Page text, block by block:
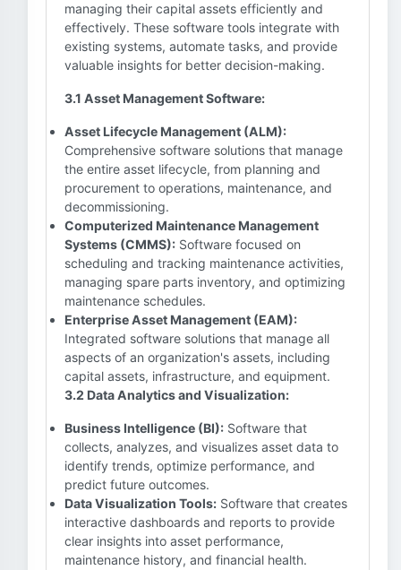
managing their capital assets efficiently and
effectively. These software tools integrate with
existing systems, automate tasks, and provide
valuable insights for better decision-making.
3.1 Asset Management Software:
Asset Lifecycle Management (ALM):
Comprehensive software solutions that manage
the entire asset lifecycle, from planning and
procurement to operations, maintenance, and
decommissioning.
Computerized Maintenance Management
Systems (CMMS): Software focused on
scheduling and tracking maintenance activities,
managing spare parts inventory, and optimizing
maintenance schedules.
Enterprise Asset Management (EAM):
Integrated software solutions that manage all
aspects of an organization's assets, including
capital assets, infrastructure, and equipment.
3.2 Data Analytics and Visualization:
Business Intelligence (BI): Software that
collects, analyzes, and visualizes asset data to
identify trends, optimize performance, and
predict future outcomes.
Data Visualization Tools: Software that creates
interactive dashboards and reports to provide
clear insights into asset performance,
maintenance history, and financial health.